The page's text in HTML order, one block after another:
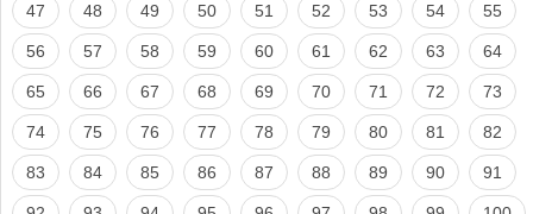
47 48 49 50 51 52 53 54 55
56 57 58 59 60 61 62 63 64
65 66 67 68 69 70 71 72 73
74 75 76 77 78 79 80 81 82
83 84 85 86 87 88 89 90 91